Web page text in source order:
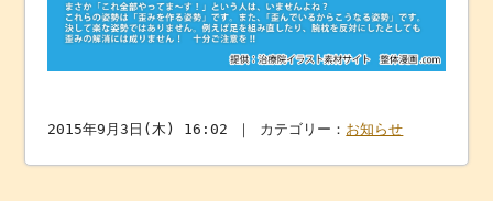
2015年9月3日(木) 16:02 ｜ カテゴリー： お知らせ